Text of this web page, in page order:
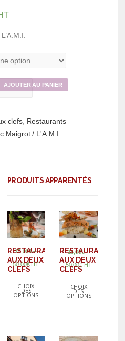
AJOUTER AU PANIER
clefs, Restaurants
Maigrot / L'A.M.I.
PRODUITS APPARENTÉS
RESTAURANT
AUX DEUX
CLEFS
15,00€–
50,00€ HT
CHOIX
DES
OPTIONS
RESTAURANT
AUX DEUX
CLEFS
15,00€–
50,00€ HT
CHOIX
DES
OPTIONS